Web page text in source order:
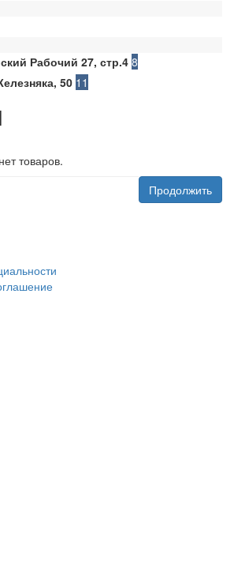
Рабочий 27, стр.4 8
50 11
товаров.
Продолжить